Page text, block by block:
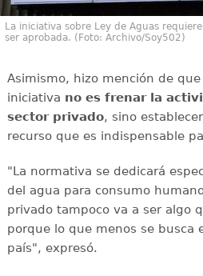
La iniciativa sobre Ley de Aguas
ser aprobada. (Foto: Archivo/Soy502)
Asimismo, hizo mención de
iniciativa no es frenar la
sector privado, sino
recurso que es indispensable
"La normativa se dedicará
del agua para consumo
privado tampoco va a ser algo
porque lo que menos se busca
país", expresó.